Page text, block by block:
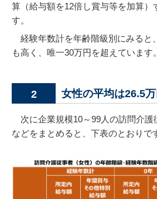
算（給与額を12倍し賞与等を加算）
す。
経験年数計を年齢階級別にみると
も高く、唯一30万円を超えています。
2 女性の平均は26.5万
次に企業規模10～99人の訪問介護
などをまとめると、下表のとおりで